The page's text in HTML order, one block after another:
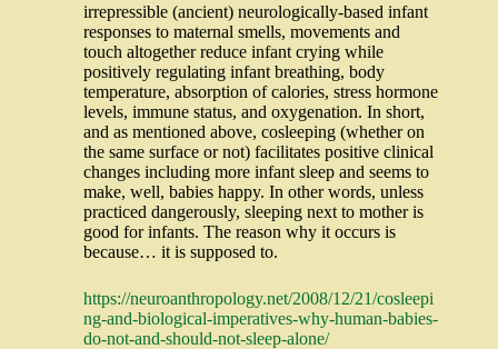
irrepressible (ancient) neurologically-based infant
responses to maternal smells, movements and
touch altogether reduce infant crying while
positively regulating infant breathing, body
temperature, absorption of calories, stress hormone
levels, immune status, and oxygenation. In short,
and as mentioned above, cosleeping (whether on
the same surface or not) facilitates positive clinical
changes including more infant sleep and seems to
make, well, babies happy. In other words, unless
practiced dangerously, sleeping next to mother is
good for infants. The reason why it occurs is
because… it is supposed to.
https://neuroanthropology.net/2008/12/21/cosleepi
ng-and-biological-imperatives-why-human-babies-
do-not-and-should-not-sleep-alone/